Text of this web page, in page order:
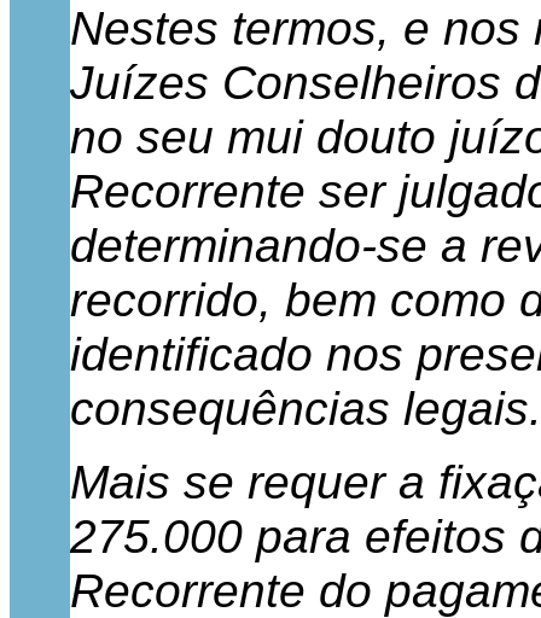
Nestes termos, e
Juízes Conselheiros
no seu mui douto
Recorrente ser
determinando-se a
recorrido, bem como
identificado nos
consequências legais.
Mais se requer a
275.000 para efeitos
Recorrente do